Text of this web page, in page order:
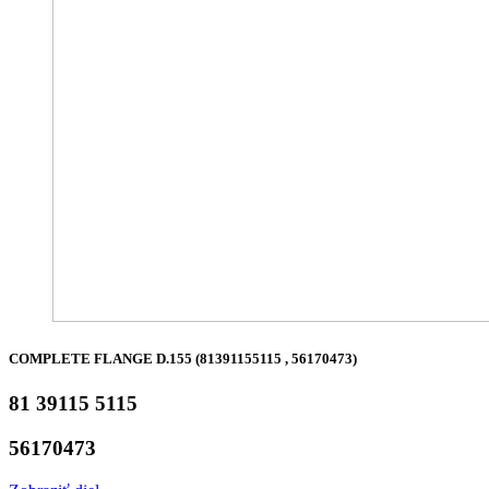
COMPLETE FLANGE D.155 (81391155115 , 56170473)
81 39115 5115
56170473